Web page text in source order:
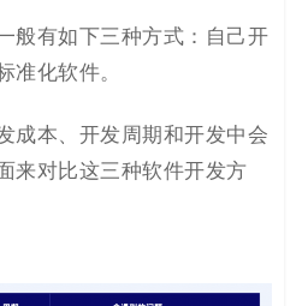
般有如下三种方式：自己开
准化软件。
成本、开发周期和开发中会
来对比这三种软件开发方